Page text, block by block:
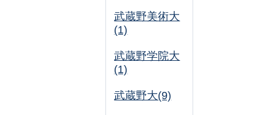
武蔵野美術大
(1)
武蔵野学院大
(1)
武蔵野大(9)